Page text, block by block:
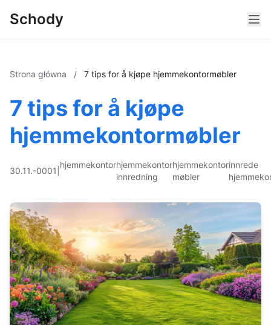
Schody
Strona główna / 7 tips for å kjøpe hjemmekontormøbler
7 tips for å kjøpe
hjemmekontormøbler
30.11.-0001
hjemmekontorhjemmekontor
innredning
hjemmekontor
møbler
innrede